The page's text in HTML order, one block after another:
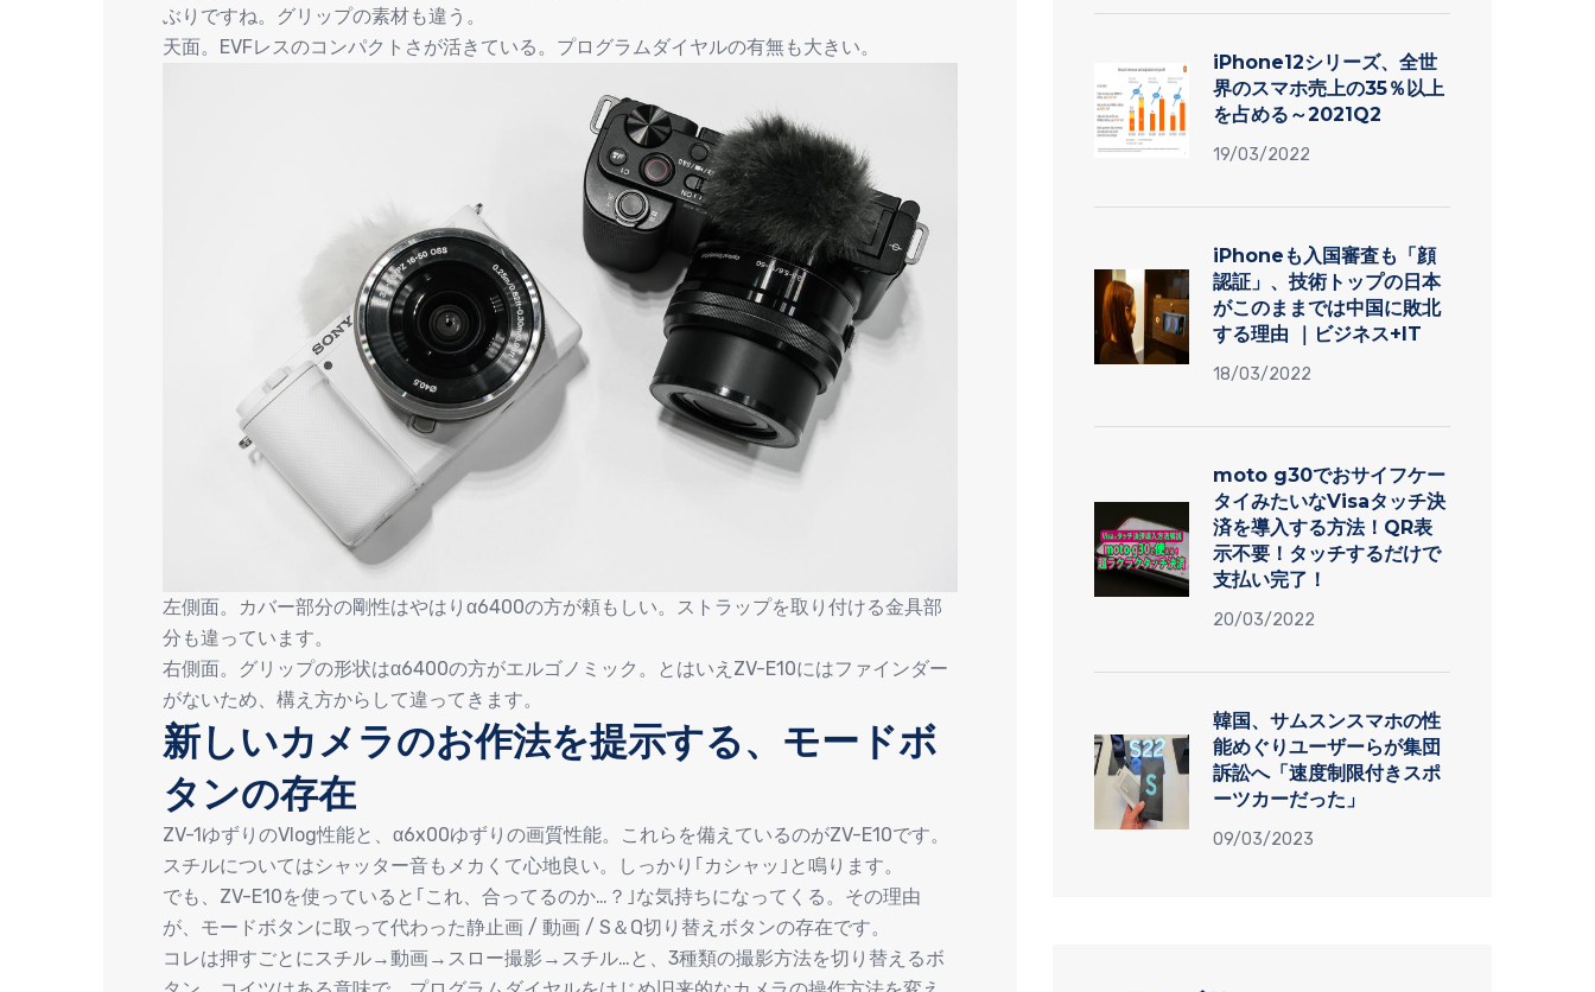
ぶりですね。グリップの素材も違う。
天面。EVFレスのコンパクトさが活きている。プログラムダイヤルの有無も大きい。
左側面。カバー部分の剛性はやはりα6400の方が頼もしい。ストラップを取り付ける金具部
分も違っています。
右側面。グリップの形状はα6400の方がエルゴノミック。とはいえZV-E10にはファインダー
がないため、構え方からして違ってきます。
新しいカメラのお作法を提示する、モードボ
タンの存在
ZV-1ゆずりのVlog性能と、α6x00ゆずりの画質性能。これらを備えているのがZV-E10です。
スチルについてはシャッター音もメカくて心地良い。しっかり｢カシャッ｣と鳴ります。
でも、ZV-E10を使っていると｢これ、合ってるのか…？｣な気持ちになってくる。その理由
が、モードボタンに取って代わった静止画 / 動画 / S＆Q切り替えボタンの存在です。
コレは押すごとにスチル→動画→スロー撮影→スチル…と、3種類の撮影方法を切り替えるボ
iPhone12シリーズ、全世
界のスマホ売上の35％以上
を占める～2021Q2
19/03/2022
iPhoneも入国審査も「顔
認証」、技術トップの日本
がこのままでは中国に敗北
する理由 ｜ビジネス+IT
18/03/2022
moto g30でおサイフケー
タイみたいなVisaタッチ決
済を導入する方法！QR表
示不要！タッチするだけで
支払い完了！
20/03/2022
韓国、サムスンスマホの性
能めぐりユーザーらが集団
訴訟へ「速度制限付きスポ
ーツカーだった」
09/03/2023